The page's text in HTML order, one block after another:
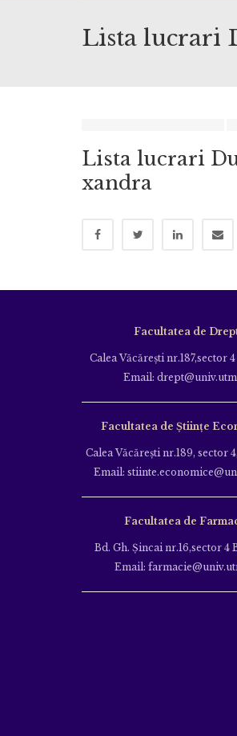
Lista lucrari
Lista lucrari
xandra
Facultatea de
Calea Văcăreşti nr.187,sector
Email:
Facultatea de Științe
Calea Văcăreşti nr.189, sector
Email:
Facultatea de
Bd. Gh. Şincai nr.16,sector 4
Email: